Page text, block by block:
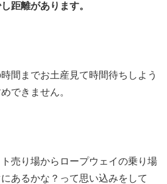
距離があります。
間までお土産見て時間待ちしよう
できません。
売り場からロープウェイの乗り場
あるかな？って思い込みをして